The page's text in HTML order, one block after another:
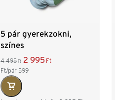
5 pár gyerekzokni,
színes
4 495 Ft 2 995 Ft
Ft/pár 599